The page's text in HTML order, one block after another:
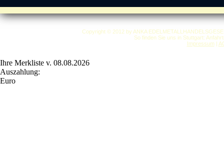
Copyright © 2012 by ANKA
So finden Sie uns in Stuttgart:
Impressum|
Ihre Merkliste v. 08.08.2026
Auszahlung:
Euro